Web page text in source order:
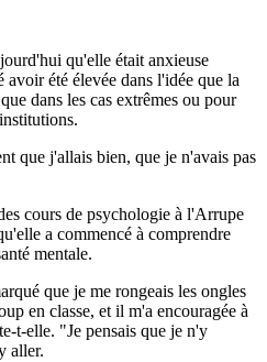
qu'elle était anxieuse
été élevée dans l'idée que la
dans les cas extrêmes ou pour
que j'allais bien, que je n'avais pas
cours de psychologie à l'Arrupe
a commencé à comprendre
mentale.
que je me rongeais les ongles
en classe, et il m'a encouragée à
t-elle. "Je pensais que je n'y
aller.